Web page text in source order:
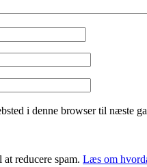
i denne browser til næste
reducere spam. Læs om